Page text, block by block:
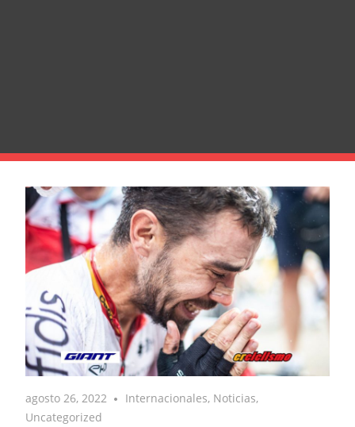
agosto 26, 2022 Internacionales, Noticias,
Uncategorized